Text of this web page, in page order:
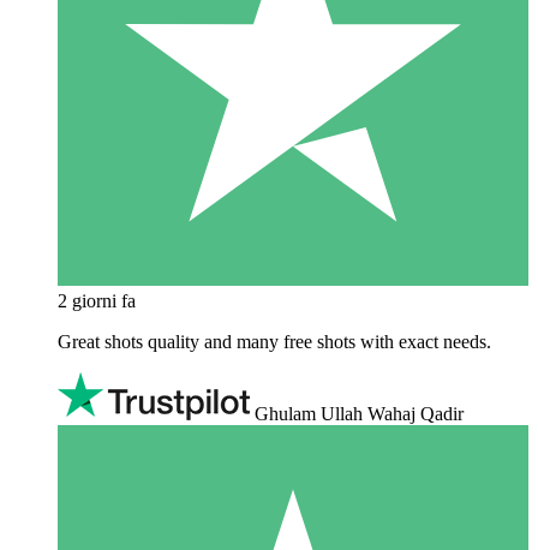
2 giorni fa
Great shots quality and many free shots with exact needs.
Ghulam Ullah Wahaj Qadir